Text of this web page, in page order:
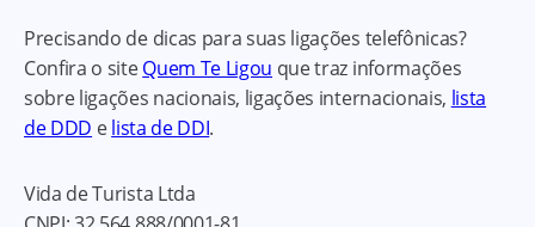
Precisando de dicas para suas ligações telefônicas?
Confira o siteQuem Te Ligou que traz informações
sobre ligações nacionais, ligações internacionais, lista
de DDD elista de DDI.
Vida de Turista Ltda